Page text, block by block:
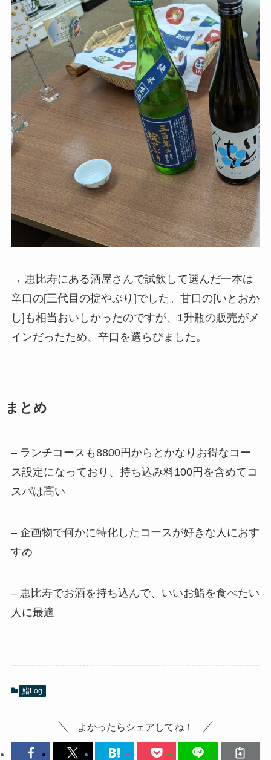
→ 恵比寿にある酒屋さんで試飲して選んだ一本は
辛口の[三代目の掟やぶり]でした。甘口の[いとおか
し]も相当おいしかったのですが、1升瓶の販売がメ
インだったため、辛口を選らびました。
まとめ
– ランチコースも8800円からとかなりお得なコー
ス設定になっており、持ち込み料100円を含めてコ
スパは高い
– 企画物で何かに特化したコースが好きな人におす
すめ
– 恵比寿でお酒を持ち込んで、いいお鮨を食べたい
人に最適
鮨Log
よかったらシェアしてね！